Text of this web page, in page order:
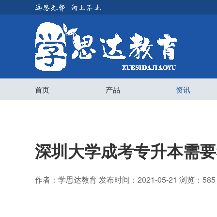
首页 产品 资讯
深圳大学成考专升本需
作者：学思达教育 发布时间：2021-05-21 浏览：585